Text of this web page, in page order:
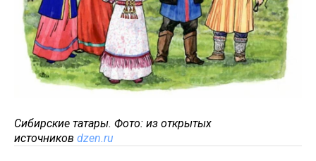
Сибирские татары. Фото: из открытых
источников dzen.ru